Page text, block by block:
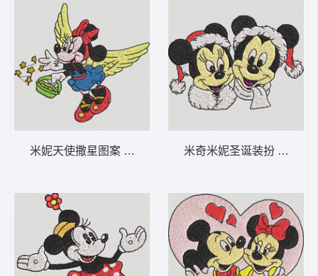
米妮天使撒星图案 米妮 54-DST格式米奇米妮圣诞装扮 米奇和